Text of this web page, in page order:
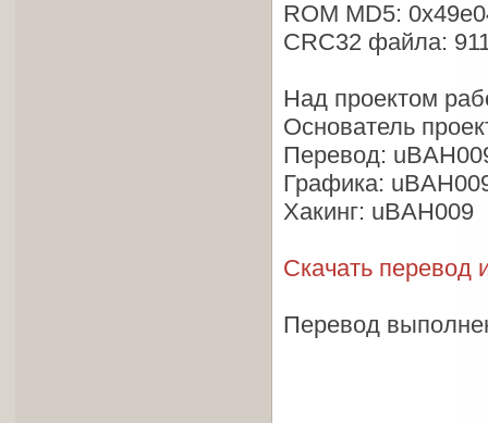
ROM MD5:
CRC32 файла:
Над проектом
Основатель
Перевод:
Графика:
Хакинг: uBAH009
Скачать перевод
Перевод